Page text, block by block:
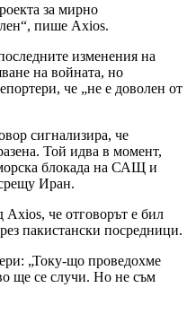
за мирно
пише Axios.
изменения на
на войната, но
че „не е доволен от
сигнализира, че
Той идва в момент,
блокада на САЩ и
Иран.
Axios, че отговорът е бил
пакистански посредници.
„Току-що проведохме
ще се случи. Но не съм